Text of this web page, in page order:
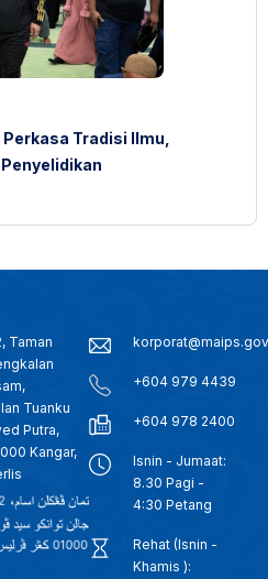
Tradisi Ilmu,
Taman
Tuanku
Putra,
Kangar,
+604 979 4439
+604 978 2400
Isnin - Jumaat:
8.30 Pagi -
4:30 Petang
Rehat (Isnin -
Khamis ):